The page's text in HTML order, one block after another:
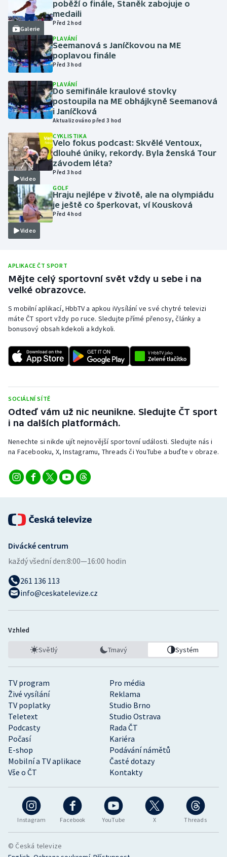
Gymnastika
Házená
Jezdectví
Judo
Krasobruslení
Lezení
Lyže a snowboard
Moderní pětiboj
Motorsport
Olympijské hry
Parasport
Plavání
Plážový volejbal
Ragby
Rychlobruslení
Rychlostní kanoistika
Short track
Stolní tenis
Triatlon
Volejbal
Ostatní
Galerie
poběží o finále, Staněk zabojuje o
medaili
Před 2 hod
PLAVÁNÍ
Seemanová s Janíčkovou na ME
poplavou finále
Před 3 hod
PLAVÁNÍ
Do semifinále kraulové stovky
postoupila na ME obhájkyně Seemanová
i Janíčková
Aktualizováno před 3 hod
Video
CYKLISTIKA
Velo fokus podcast: Skvělé Ventoux,
dlouhé úniky, rekordy. Byla ženská Tour
závodem léta?
Před 3 hod
Video
GOLF
Hraju nejlépe v životě, ale na olympiádu
je ještě co šperkovat, ví Kousková
Před 4 hod
APLIKACE ČT SPORT
Mějte celý sportovní svět vždy u sebe i na
velké obrazovce.
S mobilní aplikací, HbbTV a apkou iVysílání ve své chytré televizi
máte ČT sport vždy po ruce. Sledujte přímé přenosy, články a
bonusový obsah kdekoli a kdykoli.
SOCIÁLNÍ SÍTĚ
Odteď vám už nic neunikne. Sledujte ČT sport
i na dalších platformách.
Nenechte si nikde ujít nejnovější sportovní události. Sledujte nás i
na Facebooku, X, Instagramu, Threads či YouTube a buďte v obraze.
Instagram Facebook YouTube X Threads
TV program
Pro média
Živé vysílání
Reklama
TV poplatky
Studio Brno
Teletext
Studio Ostrava
Podcasty
Rada ČT
Počasí
Kariéra
E-shop
Podávání námětů
Mobilní a TV aplikace
Časté dotazy
Vše o ČT
Kontakty
Divácké centrum
každý všední den:8:00—16:00 hodin
261 136 113
info@ceskatelevize.cz
Vzhled
Světlý Tmavý Systém
© Česká televize